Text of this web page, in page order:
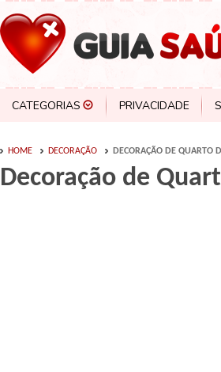
CATEGORIAS PRIVACIDADE
HOME DECORAÇÃO DECORAÇÃO DE QUARTO
Decoração de